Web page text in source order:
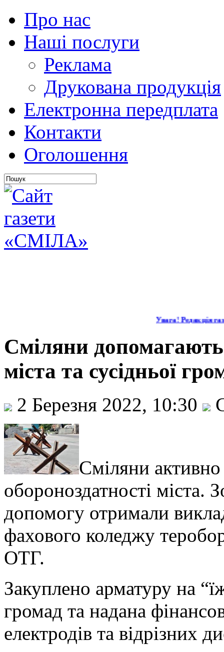
Про нас
Наші послуги
Реклама
Друкована продукція
Електронна передплата
Контакти
Оголошення
Увага! Редакція
Сміляни
міста та сусідньої
2 Березня 2022, 10:30
Сміляни
обороноздатності міста.
допомогу отримали
фахового коледжу
ОТГ.
Закуплено арматуру на
громад та надана
електродів та відрізних